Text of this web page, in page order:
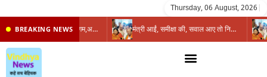
Thursday, 06 August, 2026
BREAKING NEWS प्रभारी मंत्री के निशाने पर नगर निगम,अफसरों को 10 दिन का अल्टीमेटम,नहीं होगी कार्रवाई, महापौर-आयुक्त के बीच सौहार्दहीनता पर मंत्री ने उठाए सवाल मंत्री आईं, समीक्षा की, सवाल आए तो निकल गईं – खाली जयंत चौंकीं पर नहीं दिया जवाब